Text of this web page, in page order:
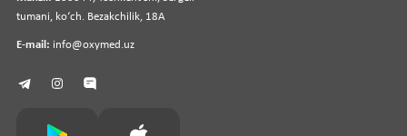
tumani, koʻch. Bezakchilik, 18A
E-mail: info@oxymed.uz